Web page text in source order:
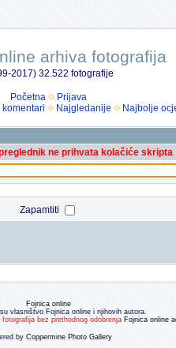
arhiva fotografija
2017) 32.522 fotografije
Početna
Prijava
Najgledanije Najbolje
ne prihvata kolačiće skripta
Zapamtiti
Fojnica online
vlasništvo Fojnica online i njihovih autora.
bez prethodnog odobrenja Fojnica online
by Coppermine Photo Gallery